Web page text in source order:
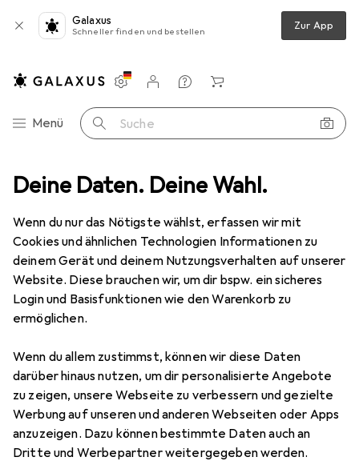
Deine Daten. Deine Wahl.
Wenn du nur das Nötigste wählst, erfassen wir mit
Cookies und ähnlichen Technologien Informationen zu
deinem Gerät und deinem Nutzungsverhalten auf unserer
Website. Diese brauchen wir, um dir bspw. ein sicheres
Login und Basisfunktionen wie den Warenkorb zu
ermöglichen.
Wenn du allem zustimmst, können wir diese Daten
darüber hinaus nutzen, um dir personalisierte Angebote
zu zeigen, unsere Webseite zu verbessern und gezielte
Werbung auf unseren und anderen Webseiten oder Apps
anzuzeigen. Dazu können bestimmte Daten auch an
Dritte und Werbepartner weitergegeben werden.
Galaxus
Schneller finden und bestellen Zur App
Navigation nach Kategorien
Menü Suche
Einstellungen
Kundenkonto
Vergleichslisten
Merklisten
Warenkorb
Beauty + Gesundheit Make-up Augen Künstliche Wimpern
Künstliche Wimpern· Falsche
Wimpern
Produkte Forum